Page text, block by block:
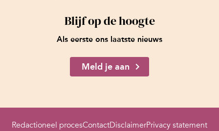
Blijf op de hoogte
Als eerste ons laatste nieuws
Meld je aan
Redactioneel procesContactDisclaimerPrivacy statement